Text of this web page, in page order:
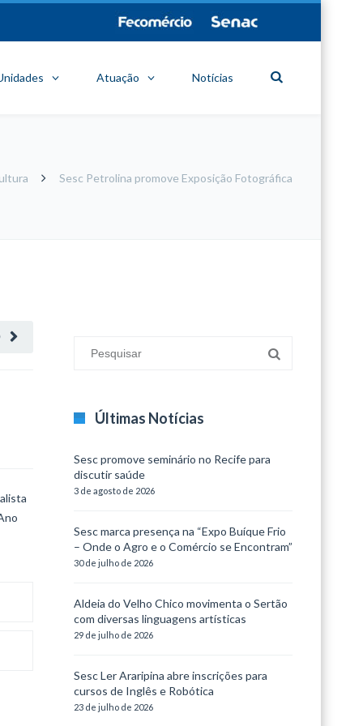
Atuação Notícias
Sesc Petrolina promove Exposição Fotográfica
Últimas Notícias
Sesc promove seminário no Recife para
discutir saúde
3 de agosto de 2026
Sesc marca presença na “Expo Buíque Frio
– Onde o Agro e o Comércio se Encontram”
30 de julho de 2026
Aldeia do Velho Chico movimenta o Sertão
com diversas linguagens artísticas
29 de julho de 2026
Sesc Ler Araripina abre inscrições para
cursos de Inglês e Robótica
23 de julho de 2026